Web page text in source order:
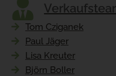
Tom Cziganek
Paul Jäger
Lisa Kreuter
Björn Boller